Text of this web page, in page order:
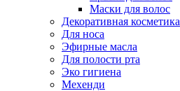
Маски для волос
Декоративная косметика
Для носа
Эфирные масла
Для полости рта
Эко гигиена
Мехенди